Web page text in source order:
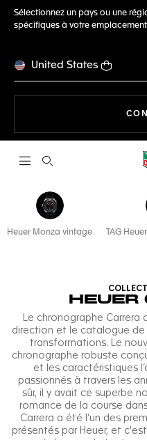
Sélectionnez un pays ou une
spécifiques à votre
United States
Ouvrir la barre de
Heuer Monza vintage TAG